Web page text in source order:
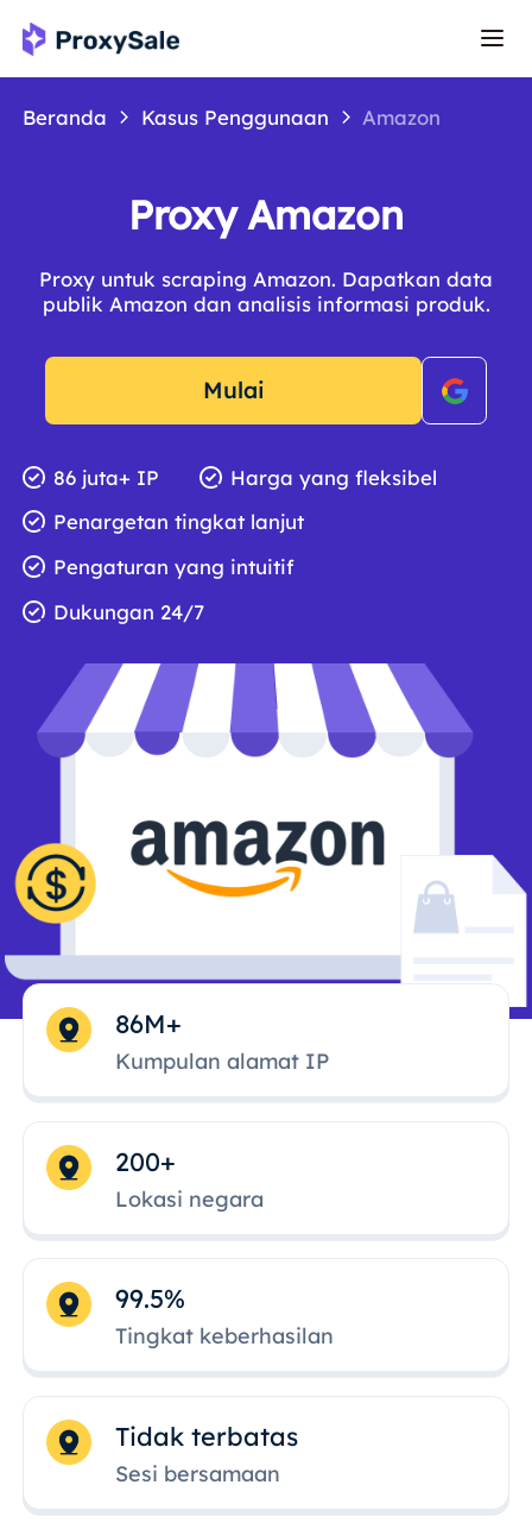
Beranda Kasus Penggunaan Amazon
Proxy Amazon
Proxy untuk scraping Amazon. Dapatkan data
publik Amazon dan analisis informasi produk.
Mulai
86 juta+ IP
Harga yang fleksibel
Penargetan tingkat lanjut
Pengaturan yang intuitif
Dukungan 24/7
86M+
Kumpulan alamat IP
200+
Lokasi negara
99.5%
Tingkat keberhasilan
Tidak terbatas
Sesi bersamaan